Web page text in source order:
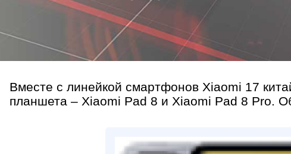
Вместе с линейкой смартфонов Xiaomi 17
планшета – Xiaomi Pad 8 и Xiaomi Pad 8 Pro.